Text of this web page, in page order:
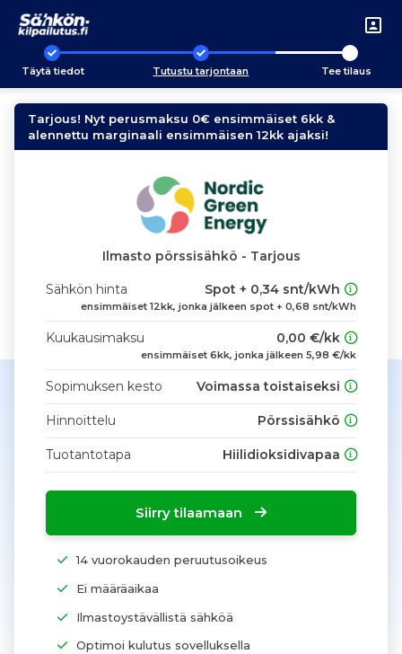
Täytä tiedot Tutustu tarjontaan Tee tilaus
Tarjous! Nyt perusmaksu 0€ ensimmäiset 6kk &
alennettu marginaali ensimmäisen 12kk ajaksi!
Ilmasto pörssisähkö - Tarjous
Sähkön hinta Spot + 0,34 snt/kWh
ensimmäiset 12kk, jonka jälkeen spot + 0,68 snt/kWh
Kuukausimaksu 0,00 €/kk
ensimmäiset 6kk, jonka jälkeen 5,98 €/kk
Sopimuksen kesto Voimassa toistaiseksi
Hinnoittelu Pörssisähkö
Tuotantotapa Hiilidioksidivapaa
Siirry tilaamaan
14 vuorokauden peruutusoikeus
Ei määräaikaa
Ilmastoystävällistä sähköä
Optimoi kulutus sovelluksella